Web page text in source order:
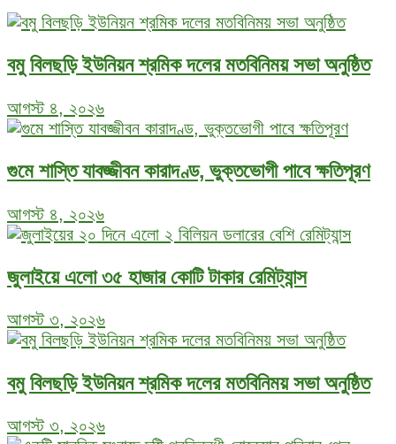
বমু বিলছড়ি ইউনিয়ন শ্রমিক দলের মতবিনিময় সভা অনুষ্ঠিত
আগস্ট ৪, ২০২৬
গুমে শাস্তি যাবজ্জীবন কারাদণ্ড, ভুক্তভোগী পাবে ক্ষতিপূরণ
আগস্ট ৪, ২০২৬
জুলাইয়ে এলো ৩৫ হাজার কোটি টাকার রেমিট্যান্স
আগস্ট ৩, ২০২৬
বমু বিলছড়ি ইউনিয়ন শ্রমিক দলের মতবিনিময় সভা অনুষ্ঠিত
আগস্ট ৩, ২০২৬